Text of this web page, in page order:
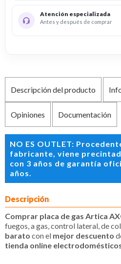
Atención especializada
Antes y después de comprar
Descripción del producto
Opiniones Documentación
NO ES OUTLET:
fabricante, viene
con 3 años de garantía
años.
Descripción
Comprar placa de gas Artica
fuegos, a gas, control lateral, de
barato con el mejor descuento
tienda online